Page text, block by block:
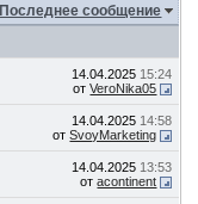
Последнее сообщение
14.04.2025 15:24
отVeroNika05
14.04.2025 14:58
отSvoyMarketing
14.04.2025 13:53
отacontinent